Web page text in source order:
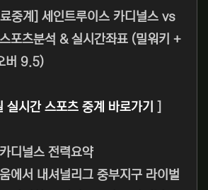
중계] 세인트루이스 카디널스 vs
포츠분석 & 실시간좌표 (밀워키 +
버 9.5)
실시간 스포츠 중계 바로가기
디널스 전력요약
에서 내셔널리그 중부지구 라이벌